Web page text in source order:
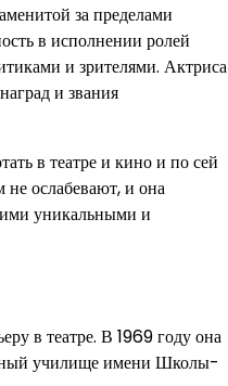
за пределами
в исполнении ролей
и зрителями. Актриса
и звания
в театре и кино и по сей
не ослабевают, и она
уникальными и
в театре. В 1969 году она
училище имени Школы-